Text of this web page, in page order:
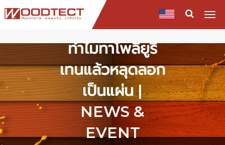
ทำไมทาโพลียูรี
เทนแล้วหลุดลอก
เป็นแผ่น |
NEWS &
EVENT